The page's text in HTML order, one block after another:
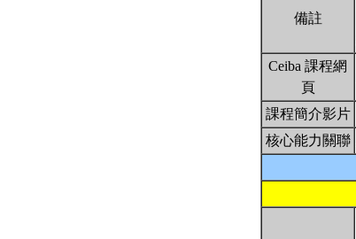
備註
Ceiba 課程網
頁
課程簡介影片
核心能力關聯